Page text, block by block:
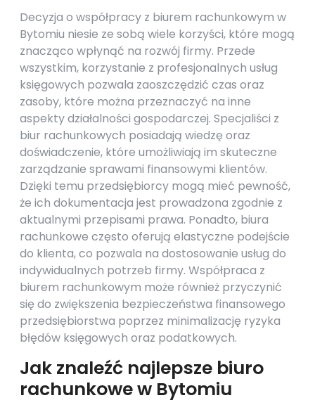
Decyzja o współpracy z biurem rachunkowym w
Bytomiu niesie ze sobą wiele korzyści, które mogą
znacząco wpłynąć na rozwój firmy. Przede
wszystkim, korzystanie z profesjonalnych usług
księgowych pozwala zaoszczędzić czas oraz
zasoby, które można przeznaczyć na inne
aspekty działalności gospodarczej. Specjaliści z
biur rachunkowych posiadają wiedzę oraz
doświadczenie, które umożliwiają im skuteczne
zarządzanie sprawami finansowymi klientów.
Dzięki temu przedsiębiorcy mogą mieć pewność,
że ich dokumentacja jest prowadzona zgodnie z
aktualnymi przepisami prawa. Ponadto, biura
rachunkowe często oferują elastyczne podejście
do klienta, co pozwala na dostosowanie usług do
indywidualnych potrzeb firmy. Współpraca z
biurem rachunkowym może również przyczynić
się do zwiększenia bezpieczeństwa finansowego
przedsiębiorstwa poprzez minimalizację ryzyka
błędów księgowych oraz podatkowych.
Jak znaleźć najlepsze biuro
rachunkowe w Bytomiu